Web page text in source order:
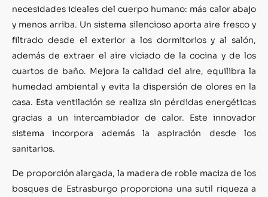
necesidades ideales del cuerpo humano: más calor abajo
y menos arriba. Un sistema silencioso aporta aire fresco y
filtrado desde el exterior a los dormitorios y al salón,
además de extraer el aire viciado de la cocina y de los
cuartos de baño. Mejora la calidad del aire, equilibra la
humedad ambiental y evita la dispersión de olores en la
casa. Esta ventilación se realiza sin pérdidas energéticas
gracias a un intercambiador de calor. Este innovador
sistema incorpora además la aspiración desde los
sanitarios.
De proporción alargada, la madera de roble maciza de los
bosques de Estrasburgo proporciona una sutil riqueza a